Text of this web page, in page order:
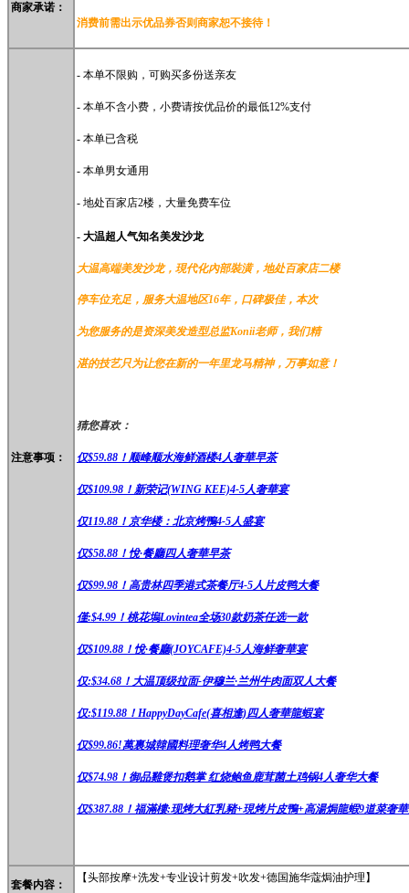
商家承诺：
消费前需出示优品券否则商家恕不接待！
注意事项：
- 本单不限购，可购买多份送亲友
- 本单不含小费，小费请按优品价的最低12%支付
- 本单已含税
- 本单男女通用
- 地处百家店2楼，大量免费车位
- 大温超人气知名美发沙龙
大温高端美发沙龙，現代化內部裝潢，地处百家店二楼
停车位充足，服务大温地区16年， 口碑极佳，本次
为您服务的是资深美发造型总监Konii老师，我们精
湛的技艺只为让您在新的一年里龙马精神，万事如意！
猜您喜欢：
仅$59.88！顺峰顺水海鲜酒楼4人奢華早茶
仅$109.98！新荣记(WING KEE)4-5人奢華宴
仅119.88！京华楼：北京烤鴨4-5人盛宴
仅$58.88！悅·餐廳四人奢華早茶
仅$99.98！高贵林四季港式茶餐厅4-5人片皮鸭大餐
僅:$4.99！桃花塢Lovintea全场30款奶茶任选一款
仅$109.88！悅·餐廳(JOYCAFE)4-5人海鲜奢華宴
仅:$34.68！大温顶级拉面-伊穆兰·兰州牛肉面双人大餐
仅:$119.88！HappyDayCafe(喜相逢)四人奢華龍蝦宴
仅$99.86!萬裏城韓國料理奢华4人烤鸭大餐
仅$74.98！御品雞煲扣鹅掌 红烧鲍鱼鹿茸菌土鸡锅4人奢华大餐
仅$387.88！福滿樓:现烤大紅乳豬+現烤片皮鴨+高湯焗龍蝦9道菜奢
套餐内容：
【头部按摩+洗发+专业设计剪发+吹发+德国施华蔻焗油护理 】